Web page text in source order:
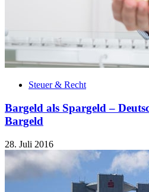
Steuer & Recht
Bargeld als Spargeld –
Bargeld
28. Juli 2016